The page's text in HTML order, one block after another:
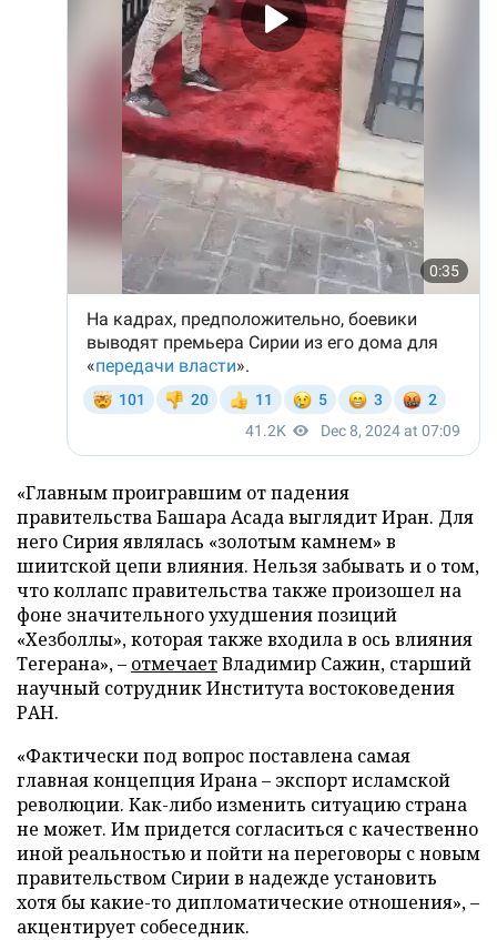
«Главным проигравшим от падения
правительства Башара Асада выглядит Иран. Для
него Сирия являлась «золотым камнем» в
шиитской цепи влияния. Нельзя забывать и о том,
что коллапс правительства также произошел на
фоне значительного ухудшения позиций
«Хезболлы», которая также входила в ось влияния
Тегерана», – отмечаетВладимир Сажин, старший
научный сотрудник Института востоковедения
РАН.
«Фактически под вопрос поставлена самая
главная концепция Ирана – экспорт исламской
революции. Как-либо изменить ситуацию страна
не может. Им придется согласиться с качественно
иной реальностью и пойти на переговоры с новым
правительством Сирии в надежде установить
хотя бы какие-то дипломатические отношения», –
акцентирует собеседник.